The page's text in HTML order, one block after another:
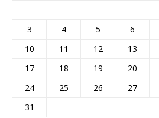
3
4 5 6
10
11 12 13
17
18 19 20
24
25 26 27
31